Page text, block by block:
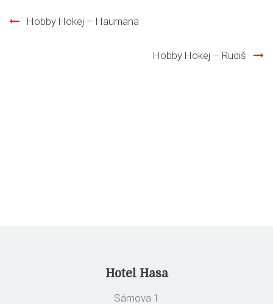
Hobby Hokej – Haumana
Hobby Hokej – Rudiš
Hotel Hasa
Sámova 1